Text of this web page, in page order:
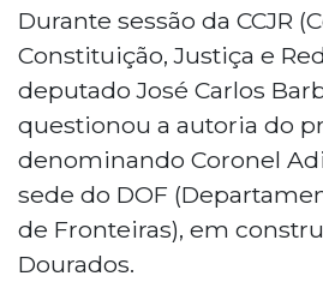
Durante sessão da CCJR
Constituição, Justiça e
deputado José Carlos
questionou a autoria do
denominando Coronel
sede do DOF
de Fronteiras), em
Dourados.